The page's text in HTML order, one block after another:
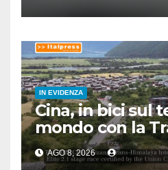
IN EVIDENZA
Cina, in bici sul
mondo con la
Himalaya Race
AGO 8, 2026